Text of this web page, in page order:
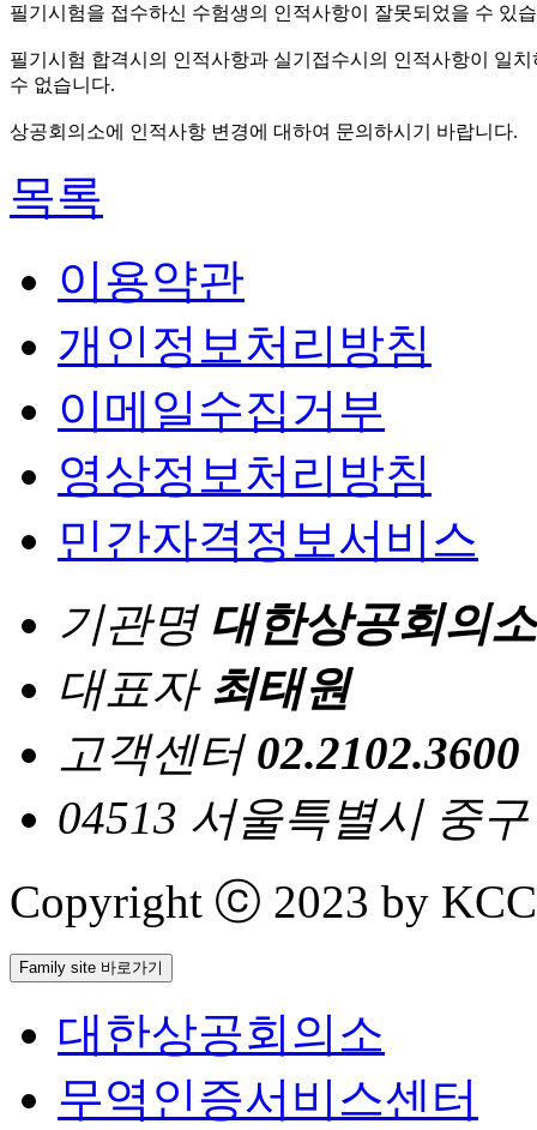
필기시험을 접수하신 수험생의 인적사항이 잘못되었을 수 있
필기시험 합격시의 인적사항과 실기접수시의 인적사항이 일
수 없습니다.
상공회의소에 인적사항 변경에 대하여 문의하시기 바랍니다.
목록
이용약관
개인정보처리방침
이메일수집거부
영상정보처리방침
민간자격정보서비스
기관명 대한상공회의소
대표자 최태원
고객센터 02.2102.3600
04513 서울특별시 중
Copyright ⓒ 2023 by
Family site 바로가기
대한상공회의소
무역인증서비스센터